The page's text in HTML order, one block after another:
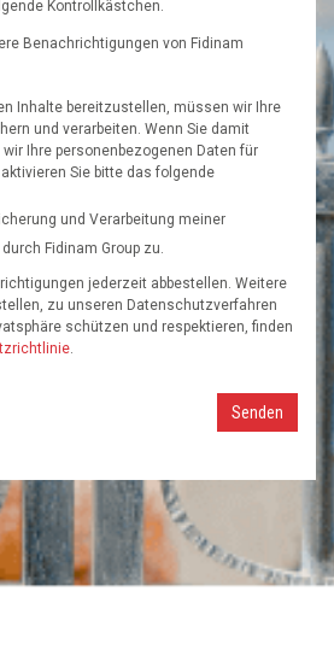
Kontrollkästchen.
Benachrichtigungen von Fidinam
Inhalte bereitzustellen, müssen wir Ihre
und verarbeiten. Wenn Sie damit
Ihre personenbezogenen Daten für
Sie bitte das folgende
und Verarbeitung meiner
Fidinam Group zu.
jederzeit abbestellen. Weitere
zu unseren Datenschutzverfahren
schützen und respektieren, finden
.